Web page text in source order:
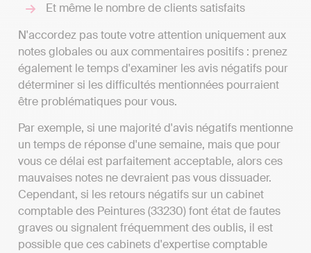
Et même le nombre de clients satisfaits
N'accordez pas toute votre attention uniquement aux
notes globales ou aux commentaires positifs : prenez
également le temps d'examiner les avis négatifs pour
déterminer si les difficultés mentionnées pourraient
être problématiques pour vous.
Par exemple, si une majorité d'avis négatifs mentionne
un temps de réponse d'une semaine, mais que pour
vous ce délai est parfaitement acceptable, alors ces
mauvaises notes ne devraient pas vous dissuader.
Cependant, si les retours négatifs sur un cabinet
comptable des Peintures (33230) font état de fautes
graves ou signalent fréquemment des oublis, il est
possible que ces cabinets d'expertise comptable